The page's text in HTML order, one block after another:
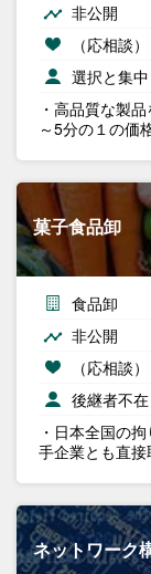
非公開
（応相談）
選択と集中
・高品質な製
～5分の１の価
菓子食品卸
食品卸
非公開
（応相談）
後継者不在
・日本全国の
手企業とも直接
ネットワーク